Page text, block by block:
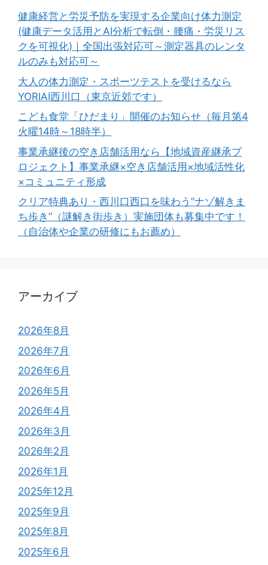
健康経営と労災予防を実現する企業向け体力測定
(健康データ活用とAI分析で転倒・腰痛・労災リス
クを可視化)｜全国出張対応可～測定器具のレンタ
ルのみも対応可～
大人の体力測定・スポーツテストを受けるなら
YORIAI西川口（東京近郊です）
こども食堂「ひだまり」開催のお知らせ（毎月第4
火曜14時～18時半）
事業承継後の空き店舗活用なら【地域資産継承プ
ロジェクト】事業承継×空き店舗活用×地域活性化
×コミュニティ形成
クリア特典あり・西川口西口を味わう”ナゾ解きま
ち歩き”（謎解き街歩き）実施団体も募集中です！
（自治体や企業の研修にもお薦め）
アーカイブ
2026年8月
2026年7月
2026年6月
2026年5月
2026年4月
2026年3月
2026年2月
2026年1月
2025年12月
2025年9月
2025年8月
2025年6月